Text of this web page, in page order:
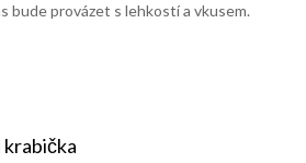
bude provázet s lehkostí a vkusem.
krabička